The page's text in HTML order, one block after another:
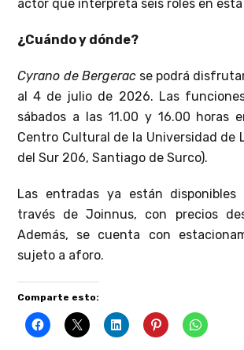
actor que interpreta seis roles en
¿Cuándo y dónde?
Cyrano de Bergeracse podrá
al 4 de julio de 2026. Las
sábados a las 11.00 y 16.00 horas
Centro Cultural de la Universidad de
del Sur 206, Santiago de Surco).
Las entradas ya están
través de Joinnus, con precios
Además, se cuenta con
sujeto a aforo.
Comparte esto: